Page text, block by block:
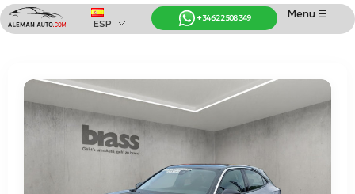
Coches de Alemania
Importación de Coches de Alemania
Menu ☰
+34 622 508 349
ESP